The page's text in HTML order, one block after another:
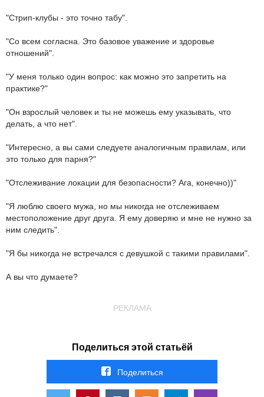
"Стрип-клубы - это точно табу".
"Со всем согласна. Это базовое уважение и здоровье
отношений".
"У меня только один вопрос: как можно это запретить на
практике?"
"Он взрослый человек и ты не можешь ему указывать, что
делать, а что нет".
"Интересно, а вы сами следуете аналогичным правилам, или
это только для парня?"
"Отслеживание локации для безопасности? Ага, конечно))"
"Я люблю своего мужа, но мы никогда не отслеживаем
местоположение друг друга. Я ему доверяю и мне не нужно за
ним следить".
"Я бы никогда не встречался с девушкой с такими правилами".
А вы что думаете?
РЕКЛАМА
Поделиться этой статьёй
Поделиться